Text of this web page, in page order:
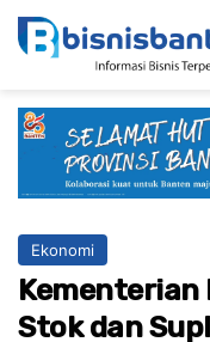
Ekonomi
Kementerian
Stok dan